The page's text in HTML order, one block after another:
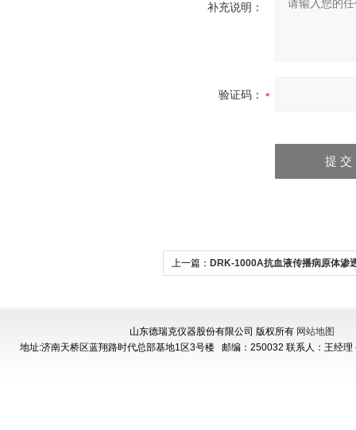
补充说明：
验证码：
上一篇： DRK-1000A抗血液传播病原体渗
山东德瑞克仪器股份有限公司 版权所有 网站地图
地址:济南天桥区蓝翔路时代总部基地1区3号楼 邮编：250032 联系人：王经